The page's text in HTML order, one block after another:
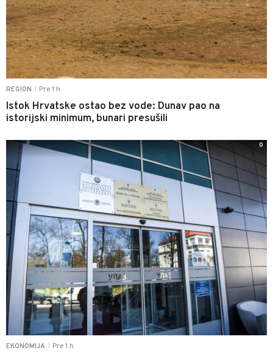
REGION Pre 1 h
Istok Hrvatske ostao bez vode: Dunav pao na
istorijski minimum, bunari presušili
EKONOMIJA Pre 1 h
0